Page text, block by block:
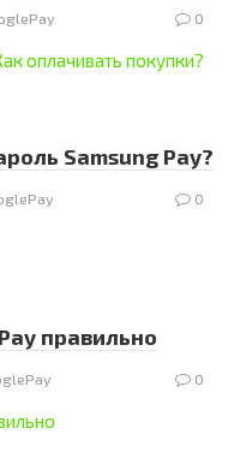
0
Samsung Pay?
0
правильно
0